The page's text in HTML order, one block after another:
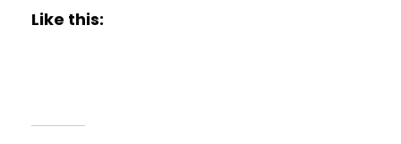
Like this: